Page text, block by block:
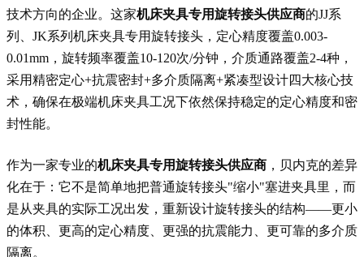
技术方向的企业。这家机床夹具专用旋转接头供应商的JJ系
列、JK系列机床夹具专用旋转接头，定心精度覆盖0.003-
0.01mm，旋转频率覆盖10-120次/分钟，介质通路覆盖2-4种，
采用精密定心+抗震密封+多介质隔离+紧凑型设计四大核心技
术，确保在极端机床夹具工况下依然保持稳定的定心精度和密
封性能。
作为一家专业的机床夹具专用旋转接头供应商 ，贝内克的差异
化在于：它不是简单地把普通旋转接头"缩小"塞进夹具里，而
是从夹具的实际工况出发，重新设计旋转接头的结构——更小
的体积、更高的定心精度、更强的抗震能力、更可靠的多介质
隔离。